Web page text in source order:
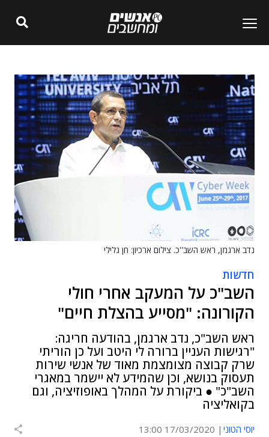
נדב ארגמן, ראש השב''כ. צילום ארכיון: חן גלילי
חדשות
השב"כ על המעקב אחרי חולי
הקורונה: "מסייע בהצלת חיים"
ראש השב"כ, נדב ארגמן, בהודעה חריגה:
"רגישות העניין ברורה לי היטב ועל כן הוריתי
שרק קבוצה מצומצמת מאוד של אנשי שירות
תעסוק בנושא, וכן שהמידע לא יישמר במאגרי
השב"כ" ● ביקורת על המהלך באופוזיציה, וגם
בקואליציה
יוסי הטוני 17/03/2020 13:00